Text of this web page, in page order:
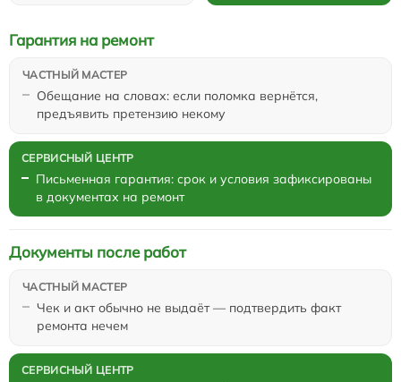
Обещание на словах: если поломка вернётся,
предъявить претензию некому
Гарантия на ремонт
Письменная гарантия: срок и условия зафиксированы
в документах на ремонт
Чек и акт обычно не выдаёт — подтвердить факт
ремонта нечем
Документы после работ